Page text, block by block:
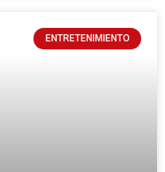
ENTRETENIMIENTO